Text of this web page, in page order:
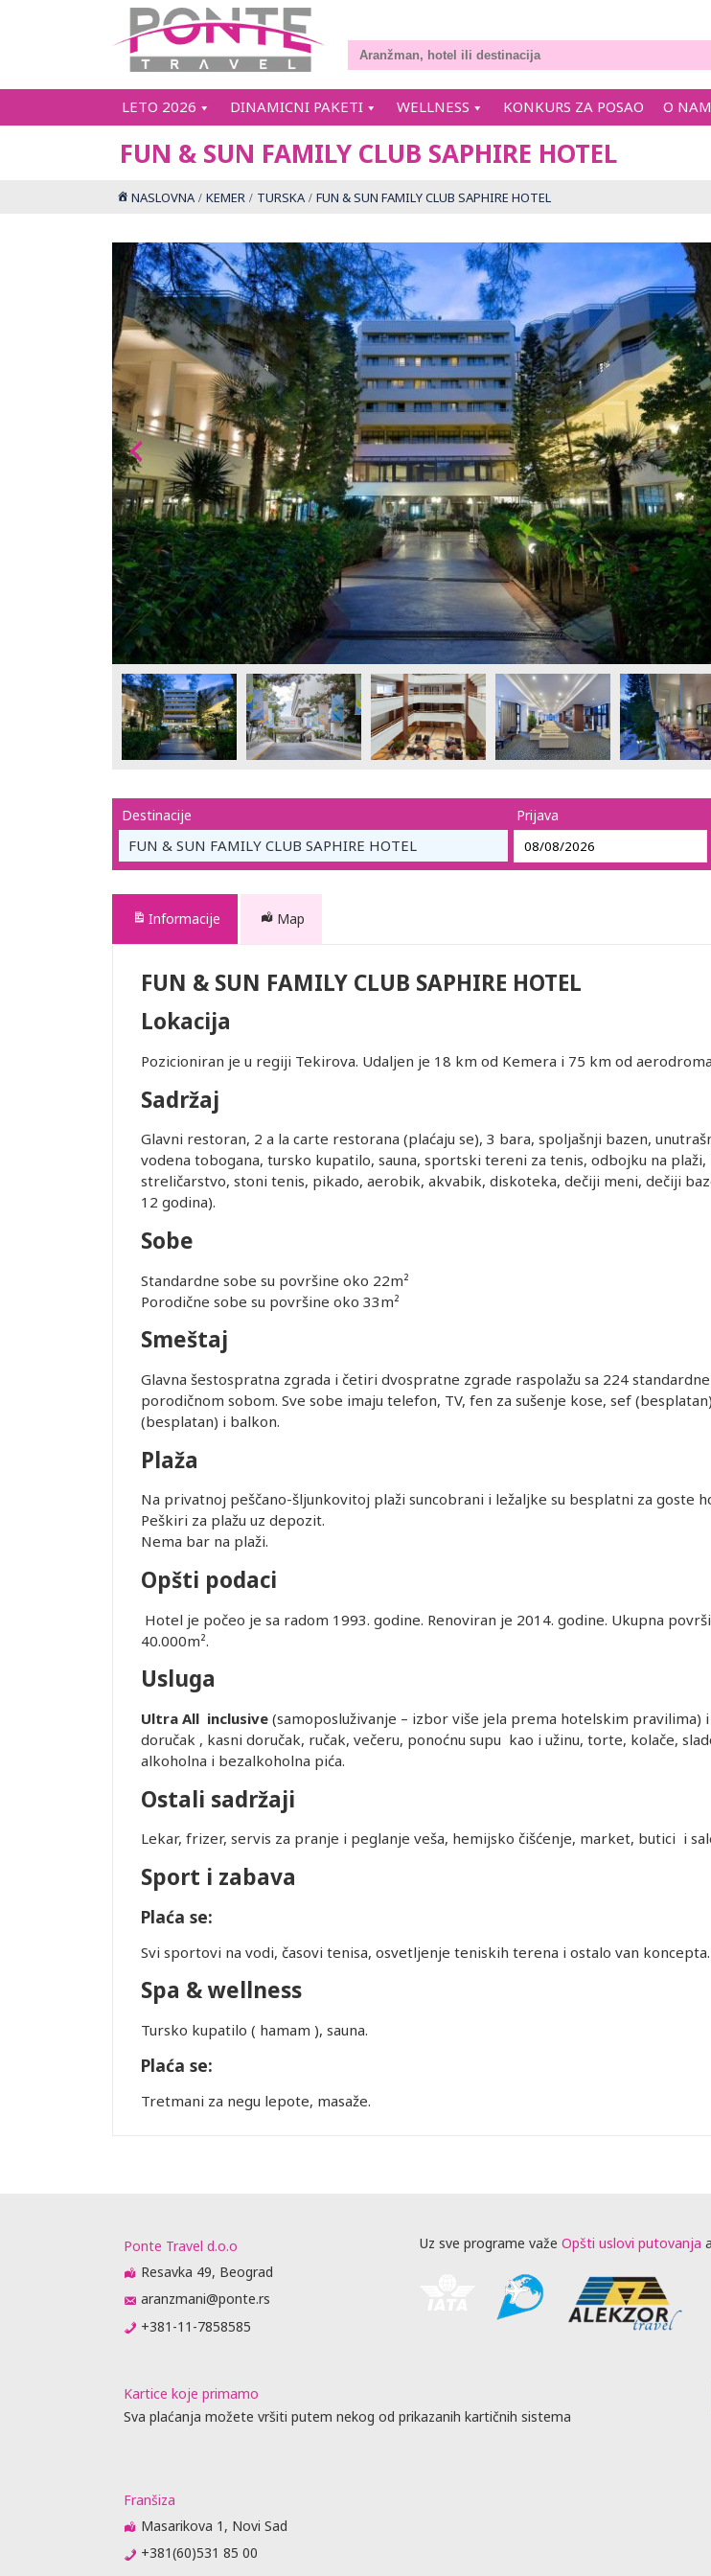
LETO 2026 DINAMICNI PAKETI WELLNESS KONKURS ZA POSAO O
FUN & SUN FAMILY CLUB SAPHIRE HOTEL
NASLOVNA KEMER TURSKA FUN & SUN FAMILY CLUB SAPHIRE HOTEL
Destinacije
FUN & SUN FAMILY CLUB SAPHIRE HOTEL
Prijava
Informacije Map
FUN & SUN FAMILY CLUB SAPHIRE HOTEL
Lokacija
Pozicioniran je u regiji Tekirova. Udaljen je 18 km od Kemera i 75 km od
Sadržaj
Glavni restoran, 2 a la carte restorana (plaćaju se), 3 bara, spoljašnji bazen,
vodena tobogana, tursko kupatilo, sauna, sportski tereni za tenis, odbojku na plaži,
streličarstvo, stoni tenis, pikado, aerobik, akvabik, diskoteka, dečiji meni, dečiji
12 godina).
Sobe
Standardne sobe su površine oko 22m²
Porodične sobe su površine oko 33m²
Smeštaj
Glavna šestospratna zgrada i četiri dvospratne zgrade raspolažu sa 224 standardne
porodičnom sobom. Sve sobe imaju telefon, TV, fen za sušenje kose, sef
(besplatan) i balkon.
Plaža
Na privatnoj peščano-šljunkovitoj plaži suncobrani i ležaljke su besplatni za goste
Peškiri za plažu uz depozit.
Nema bar na plaži.
Opšti podaci
Hotel je počeo je sa radom 1993. godine. Renoviran je 2014. godine. Ukupna
40.000m².
Usluga
Ultra All inclusive (samoposluživanje – izbor više jela prema hotelskim pravilima) i
doručak , kasni doručak, ručak, večeru, ponoćnu supu kao i užinu, torte, kolače,
alkoholna i bezalkoholna pića.
Ostali sadržaji
Lekar, frizer, servis za pranje i peglanje veša, hemijsko čišćenje, market, butici i
Sport i zabava
Plaća se:
Svi sportovi na vodi, časovi tenisa, osvetljenje teniskih terena i ostalo van koncepta.
Spa & wellness
Tursko kupatilo ( hamam ), sauna.
Plaća se:
Tretmani za negu lepote, masaže.
Ponte Travel d.o.o
Resavka 49, Beograd
aranzmani@ponte.rs
+381-11-7858585
Uz sve programe važe Opšti uslovi putovanja
Kartice koje primamo
Sva plaćanja možete vršiti putem nekog od prikazanih kartičnih sistema
Franšiza
Masarikova 1, Novi Sad
+381(60)531 85 00